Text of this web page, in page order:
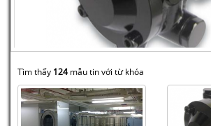
GVR - BMF series
Tìm thấy 124mẫu tin với từ khóa